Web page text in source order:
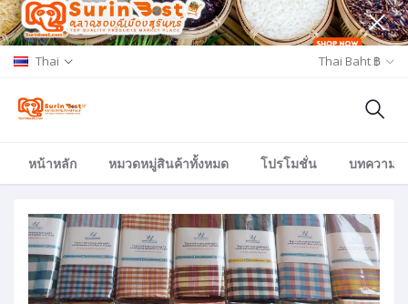
Thai Thai Baht ฿
หน้าหลัก หมวดหมู่สินค้าทั้งหมด โปรโมชั่น บทความ/